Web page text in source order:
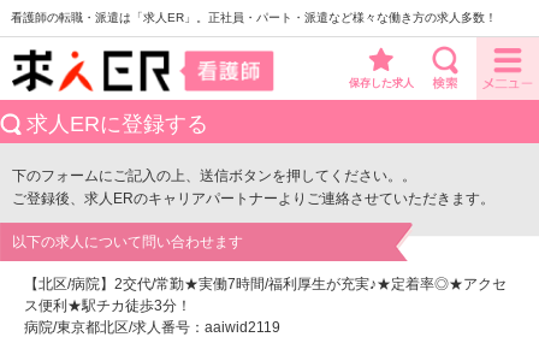
看護師の転職・派遣は「求人ER」。正社員・パート・派遣など様々な働き方の求人多数！
保存した求人
求人ERに登録する
下のフォームにご記入の上、送信ボタンを押してください。。
ご登録後、求人ERのキャリアパートナーよりご連絡させていただきます。
以下の求人について問い合わせます
【北区/病院】2交代/常勤★実働7時間/福利厚生が充実♪★定着率◎★アクセ
ス便利★駅チカ徒歩3分！
病院/東京都北区/求人番号：aaiwid2119